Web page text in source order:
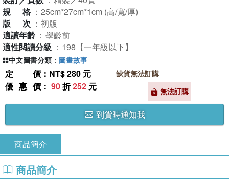
規格 ： 25cm*27cm*1cm (高/寬/厚)
版次 ： 初版
適讀年齡 ： 學齡前
適性閱讀分級 ： 198【一年級以下】
定價 ：NT$ 280 元
優惠價 ： 90折252 元
到貨時通知我
缺貨無法訂購
無法訂購
中文圖書分類 ： 圖畫故事
商品簡介
商品簡介